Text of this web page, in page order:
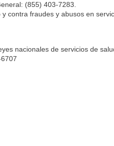
(855) 403-7283.
contra fraudes y abusos en
nacionales de servicios de